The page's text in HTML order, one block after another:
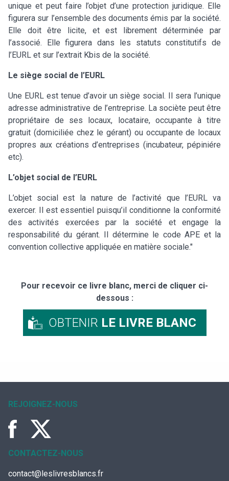
unique et peut faire l’objet d’une protection juridique. Elle
figurera sur l’ensemble des documents émis par la société.
Elle doit être licite, et est librement déterminée par
l’associé. Elle figurera dans les statuts constitutifs de
l’EURL et sur l’extrait Kbis de la société.
Le siège social de l’EURL
Une EURL est tenue d’avoir un siège social. Il sera l’unique
adresse administrative de l’entreprise. La sociète peut être
propriétaire de ses locaux, locataire, occupante à titre
gratuit (domiciliée chez le gérant) ou occupante de locaux
propres aux créations d’entreprises (incubateur, pépiniére
etc).
L’objet social de l’EURL
L’objet social est la nature de l’activité que l’EURL va
exercer. Il est essentiel puisqu’il conditionne la conformité
des activités exercées par la société et engage la
responsabilité du gérant. Il détermine le code APE et la
convention collective appliquée en matière sociale."
Pour recevoir ce livre blanc, merci de cliquer ci-
dessous :
OBTENIR LE LIVRE BLANC
REJOIGNEZ-NOUS
CONTACTEZ-NOUS
contact@leslivresblancs.fr